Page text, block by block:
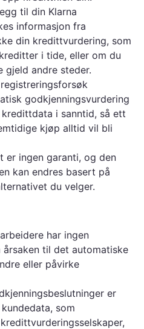
til din Klarna
informasjon fra
din kredittvurdering, som
i tide, eller om du
gjeld andre steder.
godkjenningsvurdering
i sanntid, så ett
kjøp alltid vil bli
er ingen garanti, og den
kan endres basert på
du velger.
har ingen
til det automatiske
eller påvirke
er
som